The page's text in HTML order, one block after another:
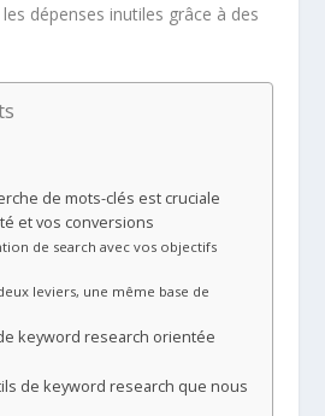
dépenses inutiles grâce à des
de mots-clés est cruciale
et vos conversions
de search avec vos objectifs
leviers, une même base de
keyword research orientée
de keyword research que nous